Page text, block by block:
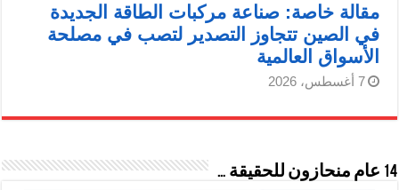
مقالة خاصة: صناعة مركبات الطاقة الجديدة
في الصين تتجاوز التصدير لتصب في مصلحة
الأسواق العالمية
7 أغسطس، 2026
14 عام منحازون للحقيقة …